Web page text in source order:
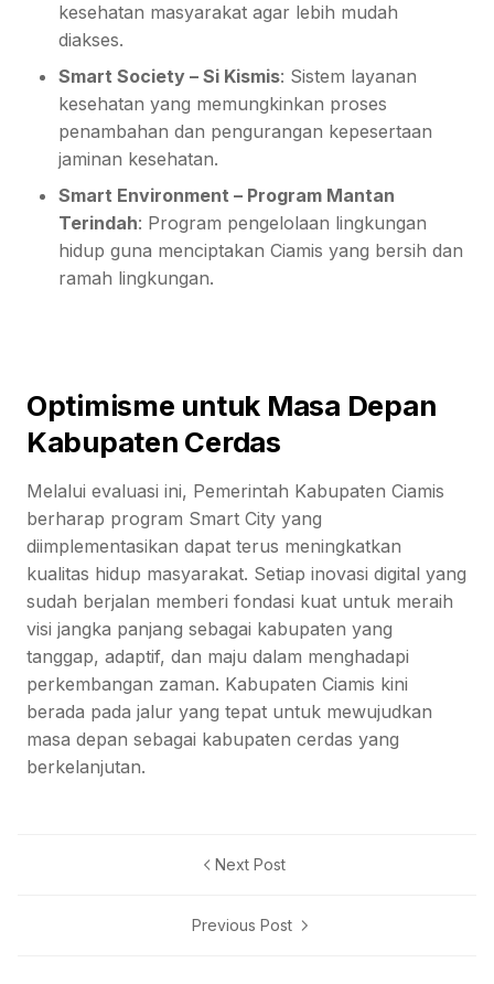
kesehatan masyarakat agar lebih mudah
diakses.
Smart Society – Si Kismis: Sistem layanan
kesehatan yang memungkinkan proses
penambahan dan pengurangan kepesertaan
jaminan kesehatan.
Smart Environment – Program Mantan
Terindah: Program pengelolaan lingkungan
hidup guna menciptakan Ciamis yang bersih dan
ramah lingkungan.
Optimisme untuk Masa Depan
Kabupaten Cerdas
Melalui evaluasi ini, Pemerintah Kabupaten Ciamis
berharap program Smart City yang
diimplementasikan dapat terus meningkatkan
kualitas hidup masyarakat. Setiap inovasi digital yang
sudah berjalan memberi fondasi kuat untuk meraih
visi jangka panjang sebagai kabupaten yang
tanggap, adaptif, dan maju dalam menghadapi
perkembangan zaman. Kabupaten Ciamis kini
berada pada jalur yang tepat untuk mewujudkan
masa depan sebagai kabupaten cerdas yang
berkelanjutan.
Next Post
Previous Post